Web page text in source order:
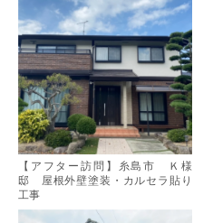
【アフター訪問】糸島市 Ｋ様
邸 屋根外壁塗装・カルセラ貼り
工事